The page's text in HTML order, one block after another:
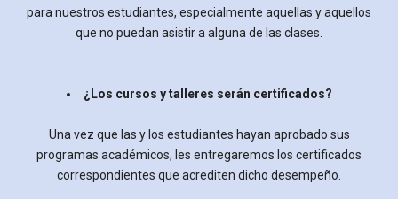
para nuestros estudiantes, especialmente aquellas y aquellos
que no puedan asistir a alguna de las clases.
¿Los cursos y talleres serán certificados?
Una vez que las y los estudiantes hayan aprobado sus
programas académicos, les entregaremos los certificados
correspondientes que acrediten dicho desempeño.